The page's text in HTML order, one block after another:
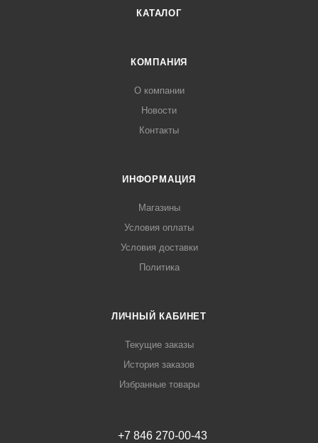
КАТАЛОГ
КОМПАНИЯ
О компании
Новости
Контакты
ИНФОРМАЦИЯ
Магазины
Условия оплаты
Условия доставки
Политика
ЛИЧНЫЙ КАБИНЕТ
Текущие заказы
История заказов
Избранные товары
+7 846 270-00-43